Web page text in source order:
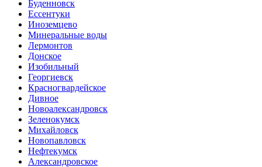
Буденновск
Ессентуки
Иноземцево
Минеральные воды
Лермонтов
Донское
Изобильный
Георгиевск
Красногвардейское
Дивное
Новоалександровск
Зеленокумск
Михайловск
Новопавловск
Нефтекумск
Александровское